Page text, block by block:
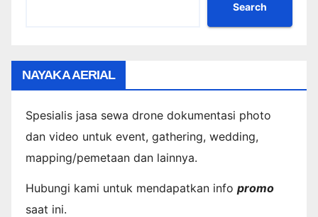
Search
NAYAKA AERIAL
Spesialis jasa sewa drone dokumentasi photo
dan video untuk event, gathering, wedding,
mapping/pemetaan dan lainnya.
Hubungi kami untuk mendapatkan info promo
saat ini.